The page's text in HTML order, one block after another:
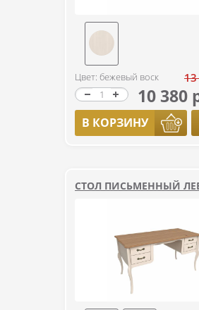
Цвет: бежевый воск 13
10 380
В КОРЗИНУ
СТОЛ ПИСЬМЕННЫЙ